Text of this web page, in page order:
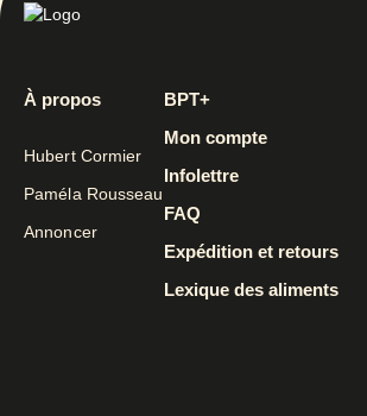
À propos
Hubert Cormier
Paméla Rousseau
Annoncer
BPT+
Mon compte
Infolettre
FAQ
Expédition et retours
Lexique des aliments